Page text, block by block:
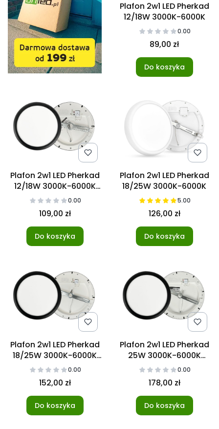
Plafon 2w1 LED Pherkad
12/18W 3000K-6000K
0.00
89,00 zł
Do koszyka
Plafon 2w1 LED Pherkad
12/18W 3000K-6000K
Czarny0.00
109,00 zł
Do koszyka
Plafon 2w1 LED Pherkad
18/25W 3000K-6000K
5.00
126,00 zł
Do koszyka
Plafon 2w1 LED Pherkad
18/25W 3000K-6000K
Czarny0.00
152,00 zł
Do koszyka
Plafon 2w1 LED Pherkad
25W 3000K-6000K
Czarny z czujnikiem
ruchu
0.00
178,00 zł
Do koszyka